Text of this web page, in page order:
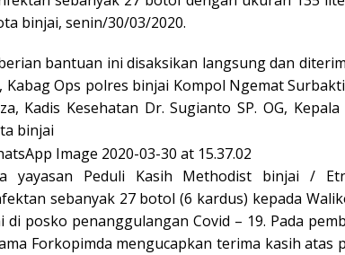
binjai, senin/30/03/2020.
bantuan ini disaksikan langsung dan
Kabag Ops polres binjai Kompol Ngemat
Kadis Kesehatan Dr. Sugianto SP. OG,
binjai
yayasan Peduli Kasih Methodist binjai /
sebanyak 27 botol (6 kardus) kepada
di posko penanggulangan Covid – 19. Pada
Forkopimda mengucapkan terima kasih